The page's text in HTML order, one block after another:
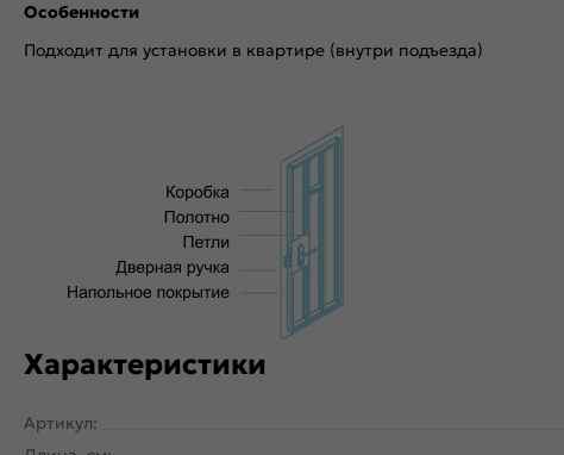
Особенности
Подходит для установки в квартире (внутри подъезда)
Характеристики
Артикул: